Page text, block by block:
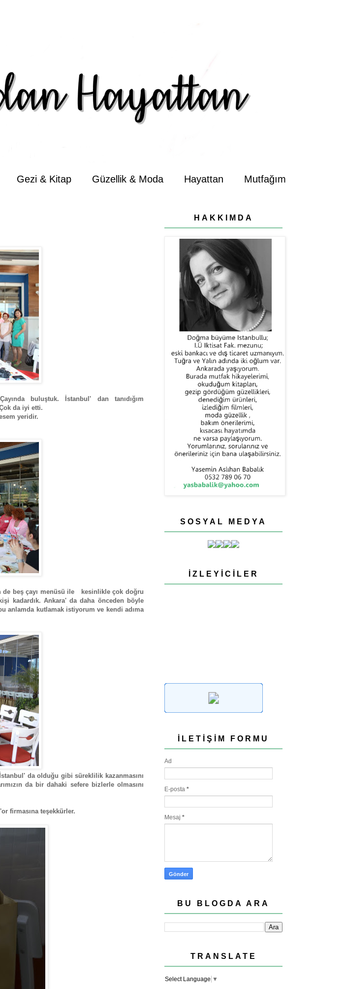
Gezi & Kitap Güzellik & Moda Hayattan Mutfağım
buluştuk. İstanbul' dan tanıdığım
da iyi etti.
yeridir.
de beş çayı menüsü ile kesinlikle çok doğru
kadardık. Ankara' da daha önceden böyle
anlamda kutlamak istiyorum ve kendi adıma
da olduğu gibi süreklilik kazanmasını
da bir dahaki sefere bizlerle olmasını
firmasına teşekkürler.
HAKKIMDA
SOSYAL MEDYA
İZLEYICILER
İLETIŞIM FORMU
Ad
E-posta *
Mesaj *
BU BLOGDA ARA
TRANSLATE
Select Language ▼